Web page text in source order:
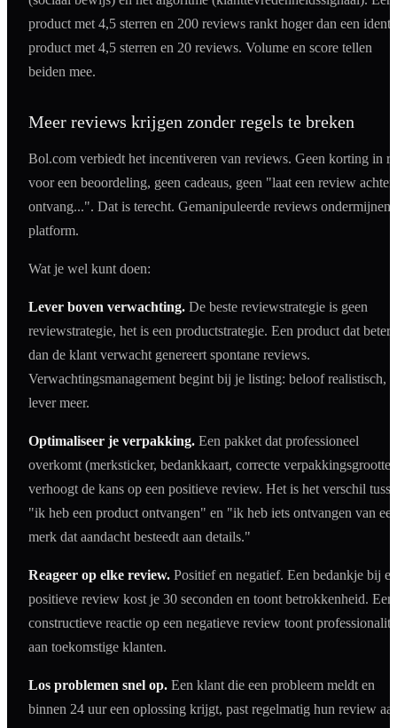
product met 4,5 sterren en 200 reviews rankt hoger dan een
product met 4,5 sterren en 20 reviews. Volume en score tellen
beiden mee.
Meer reviews krijgen zonder regels te breken
Bol.com verbiedt het incentiveren van reviews. Geen korting in
voor een beoordeling, geen cadeaus, geen "laat een review achter
ontvang...". Dat is terecht. Gemanipuleerde reviews ondermijnen
platform.
Wat je wel kunt doen:
Lever boven verwachting. De beste reviewstrategie is geen
reviewstrategie, het is een productstrategie. Een product dat beter
dan de klant verwacht genereert spontane reviews.
Verwachtingsmanagement begint bij je listing: beloof realistisch,
lever meer.
Optimaliseer je verpakking. Een pakket dat professioneel
overkomt (merksticker, bedankkaart, correcte verpakkingsgrootte)
verhoogt de kans op een positieve review. Het is het verschil
"ik heb een product ontvangen" en "ik heb iets ontvangen van
merk dat aandacht besteedt aan details."
Reageer op elke review. Positief en negatief. Een bedankje bij
positieve review kost je 30 seconden en toont betrokkenheid. Een
constructieve reactie op een negatieve review toont
aan toekomstige klanten.
Los problemen snel op. Een klant die een probleem meldt en
binnen 24 uur een oplossing krijgt, past regelmatig hun review